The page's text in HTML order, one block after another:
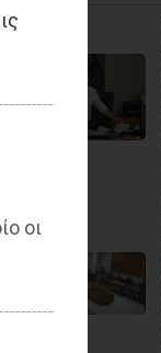
οι